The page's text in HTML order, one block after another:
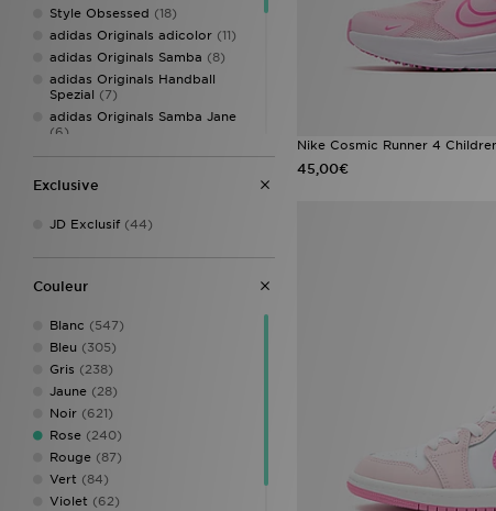
Style Obsessed (18)
adidas Originals adicolor (11)
adidas Originals Samba (8)
adidas Originals Handball
Spezial (7)
adidas Originals Samba Jane
(6)
Crocs Classic Clog(6)
adidas Originals Campus
adidas Originals Liberty
London
Converse All Star
Converse All Star Hi
Nike Air Rift
Nike Rift(4)
adidas Originals Trefoil
adidas x Disney
Jordan 1(3)
adidas Originals Superstar
ASICS GEL-1130
Exclusive
JD Exclusif (44)
Couleur
Blanc (547)
Bleu (305)
Gris (238)
Jaune (28)
Noir (621)
Rose (240)
Rouge (87)
Vert (84)
Violet (62)
Nike Cosmic Runner 4
45,00€